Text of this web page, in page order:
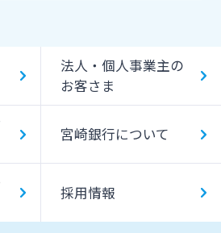
法人・個人事業主の
お客さま
宮崎銀行について
採用情報